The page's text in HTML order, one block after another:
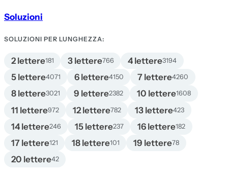
Soluzioni
SOLUZIONI PER LUNGHEZZA:
2 lettere181 3 lettere766 4 lettere3194
5 lettere4071 6 lettere4150 7 lettere4260
8 lettere3021 9 lettere2382 10 lettere1608
11 lettere972 12 lettere782 13 lettere423
14 lettere246 15 lettere237 16 lettere182
17 lettere121 18 lettere101 19 lettere78
20 lettere42